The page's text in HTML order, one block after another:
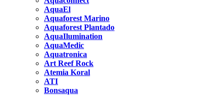
AquaEl
Aquaforest Marino
Aquaforest Plantado
AquaIlumination
AquaMedic
Aquatronica
Art Reef Rock
Atemia Koral
ATI
Bonsaqua